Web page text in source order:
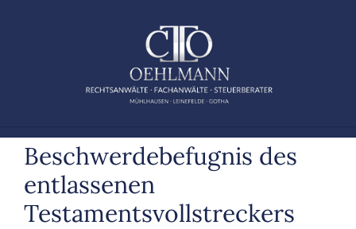
Beschwerdebefugnis des
entlassenen
Testamentsvollstreckers